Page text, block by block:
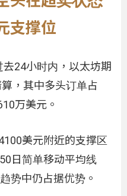
支撑位
24小时内，以太坊期
，其中多头订单占
万美元。
美元附近的支撑区
日简单移动平均线
势中仍占据优势。